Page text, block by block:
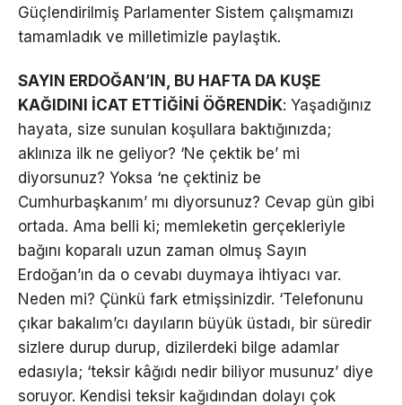
Güçlendirilmiş Parlamenter Sistem çalışmamızı
tamamladık ve milletimizle paylaştık.
SAYIN ERDOĞAN’IN, BU HAFTA DA KUŞE
KAĞIDINI İCAT ETTİĞİNİ ÖĞRENDİK: Yaşadığınız
hayata, size sunulan koşullara baktığınızda;
aklınıza ilk ne geliyor? ‘Ne çektik be’ mi
diyorsunuz? Yoksa ‘ne çektiniz be
Cumhurbaşkanım’ mı diyorsunuz? Cevap gün gibi
ortada. Ama belli ki; memleketin gerçekleriyle
bağını koparalı uzun zaman olmuş Sayın
Erdoğan’ın da o cevabı duymaya ihtiyacı var.
Neden mi? Çünkü fark etmişsinizdir. ‘Telefonunu
çıkar bakalım’cı dayıların büyük üstadı, bir süredir
sizlere durup durup, dizilerdeki bilge adamlar
edasıyla; ‘teksir kâğıdı nedir biliyor musunuz’ diye
soruyor. Kendisi teksir kağıdından dolayı çok